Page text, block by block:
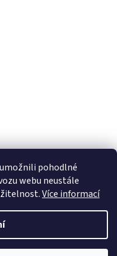
pohodlné
webu neustále
Více informací
papír prodej a tisk.